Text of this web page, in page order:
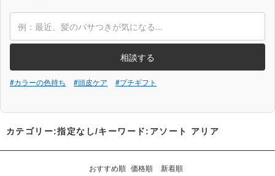
相談する
#カラーの色持ち #頭皮ケア #プチギフト
カテゴリー:指定なし/キーワード:アソート アリア
おすすめ順 価格順 新着順